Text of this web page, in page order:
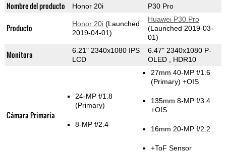
Nombre del producto Honor 20i P30 Pro
Producto Honor 20i(Launched
2019-04-01)
Huawei P30 Pro
(Launched 2019-03-
01)
Monitora
6.21" 2340x1080 IPS
LCD
6.47" 2340x1080 P-
OLED , HDR10
Cámara Primaria
24-MP f/1.8
(Primary)
8-MP f/2.4
27mm 40-MP f/1.6
(Primary) +OIS
135mm 8-MP f/3.4
+OIS
16mm 20-MP f/2.2
+ToF Sensor